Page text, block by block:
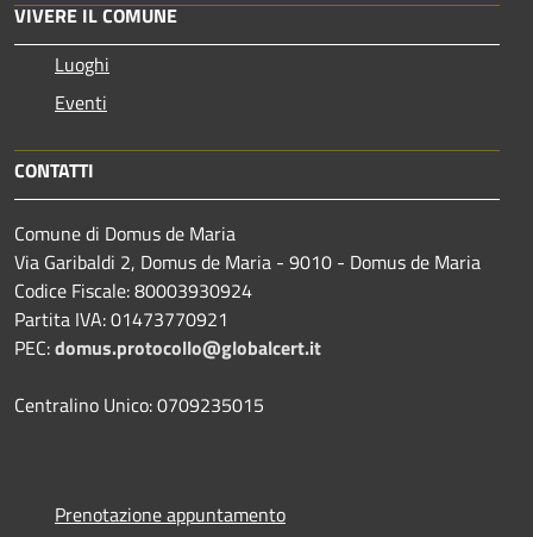
VIVERE IL COMUNE
Luoghi
Eventi
CONTATTI
Comune di Domus de Maria
Via Garibaldi 2, Domus de Maria - 9010 - Domus de Maria
Codice Fiscale: 80003930924
Partita IVA: 01473770921
PEC:domus.protocollo@globalcert.it
Centralino Unico: 0709235015
Prenotazione appuntamento